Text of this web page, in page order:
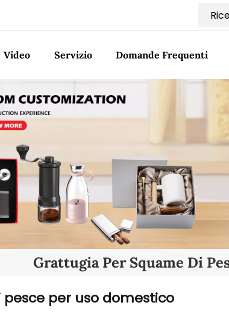
Video Servizio Domande Frequenti
Grattugia Per Squame Di
per uso domestico